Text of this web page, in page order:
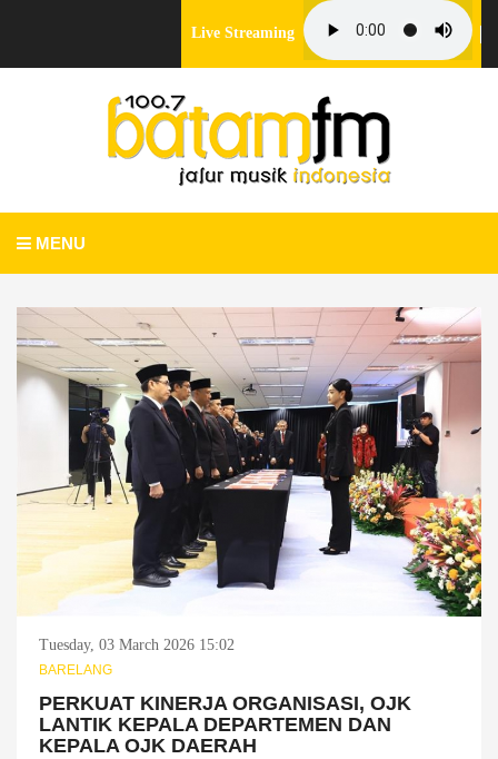
Live Streaming
MENU
Tuesday, 03 March 2026 15:02
BARELANG
PERKUAT KINERJA ORGANISASI, OJK
LANTIK KEPALA DEPARTEMEN DAN
KEPALA OJK DAERAH